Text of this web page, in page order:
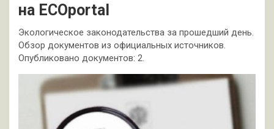
на ECOportal
Экологическое законодательства за прошедший день.
Обзор документов из официальных источников.
Опубликовано документов: 2.